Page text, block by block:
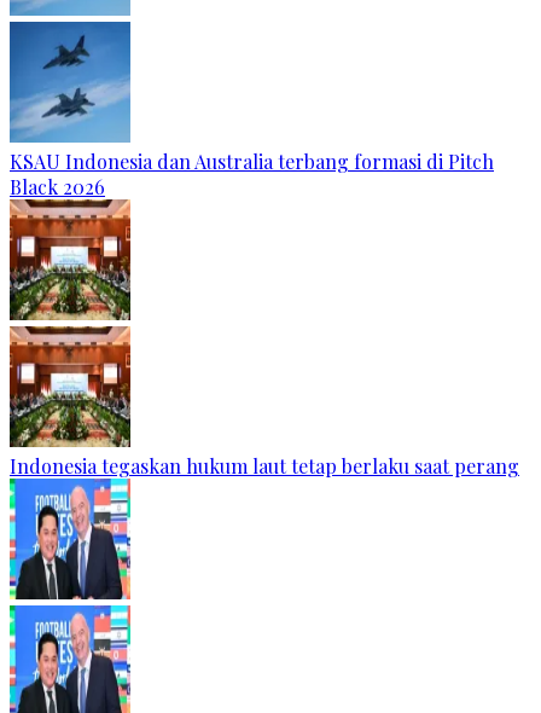
KSAU Indonesia dan Australia terbang formasi di Pitch
Black 2026
Indonesia tegaskan hukum laut tetap berlaku saat perang